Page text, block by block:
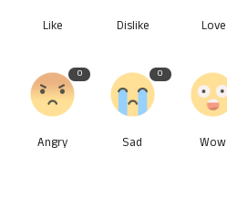
Like Dislike Love
0
Angry
0
Sad Wow